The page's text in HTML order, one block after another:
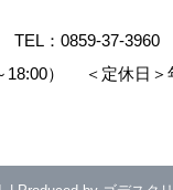
TEL： 0859-37-3960
18:00）
＜定休日＞